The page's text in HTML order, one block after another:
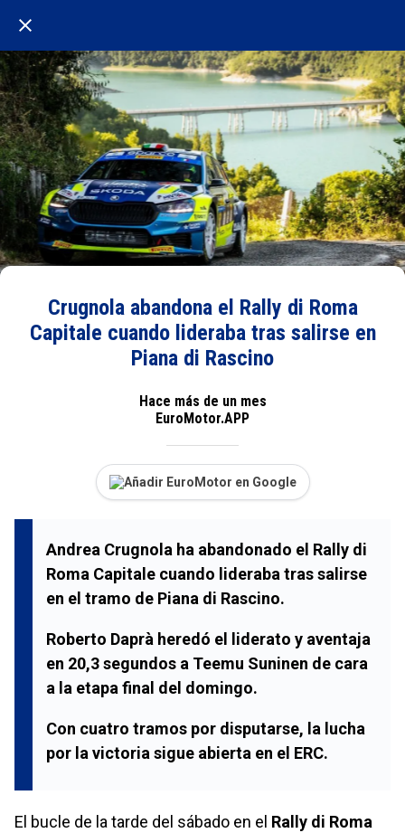
Crugnola abandona el Rally di Roma
Capitale cuando lideraba tras salirse en
Piana di Rascino
Hace más de un mes
EuroMotor.APP
Añadir EuroMotor en Google
Andrea Crugnola ha abandonado el Rally di
Roma Capitale cuando lideraba tras salirse
en el tramo de Piana di Rascino.
Roberto Daprà heredó el liderato y aventaja
en 20,3 segundos a Teemu Suninen de cara
a la etapa final del domingo.
Con cuatro tramos por disputarse, la lucha
por la victoria sigue abierta en el ERC.
El bucle de la tarde del sábado en el Rally di Roma